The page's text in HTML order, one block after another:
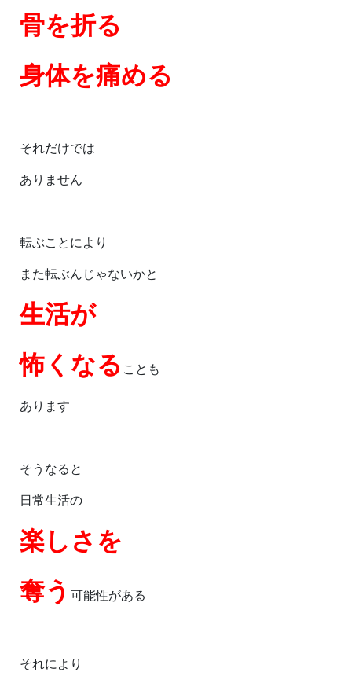
骨を折る
身体を痛める
それだけでは
ありません
転ぶことにより
また転ぶんじゃないかと
生活が
怖くなる ことも
あります
そうなると
日常生活の
楽しさを
奪う可能性がある
それにより